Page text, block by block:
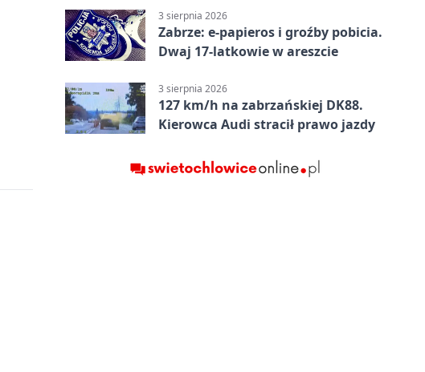
3 sierpnia 2026
Zabrze: e-papieros i groźby pobicia.
Dwaj 17-latkowie w areszcie
3 sierpnia 2026
127 km/h na zabrzańskiej DK88.
Kierowca Audi stracił prawo jazdy